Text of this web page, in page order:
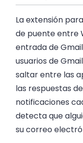
La extensión
de puente entre
entrada de
usuarios de
saltar entre las
las respuestas
notificaciones
detecta que
su correo